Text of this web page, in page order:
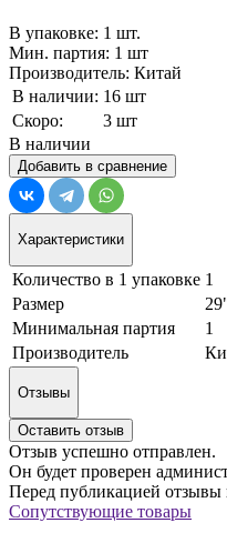
В упаковке: 1 шт.
Мин. партия: 1 шт
Производитель: Китай
В наличии: 16 шт
Скоро:
3 шт
В наличии
Добавить в сравнение
Характеристики
Количество в 1 упаковке 1
Размер
Минимальная партия
1
Производитель
Отзывы
Оставить отзыв
Отзыв успешно отправлен.
Он будет проверен
Перед публикацией отзывы
Сопутствующие товары